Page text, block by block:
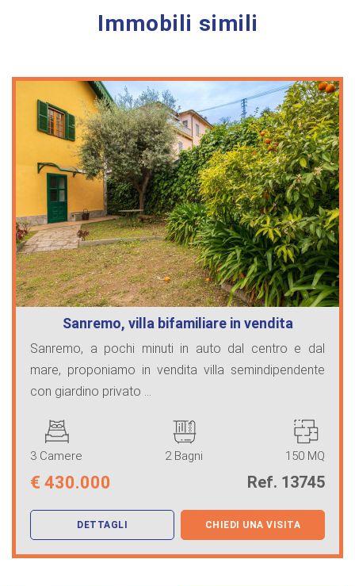
Immobili simili
Sanremo, villa bifamiliare in vendita
Sanremo, a pochi minuti in auto dal centro e dal
mare, proponiamo in vendita villa semindipendente
con giardino privato ...
3 Camere 2 Bagni 150 MQ
€ 430.000 Ref. 13745
DETTAGLI CHIEDI UNA VISITA